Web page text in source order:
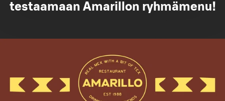
testaamaan Amarillon ryhmämenu!